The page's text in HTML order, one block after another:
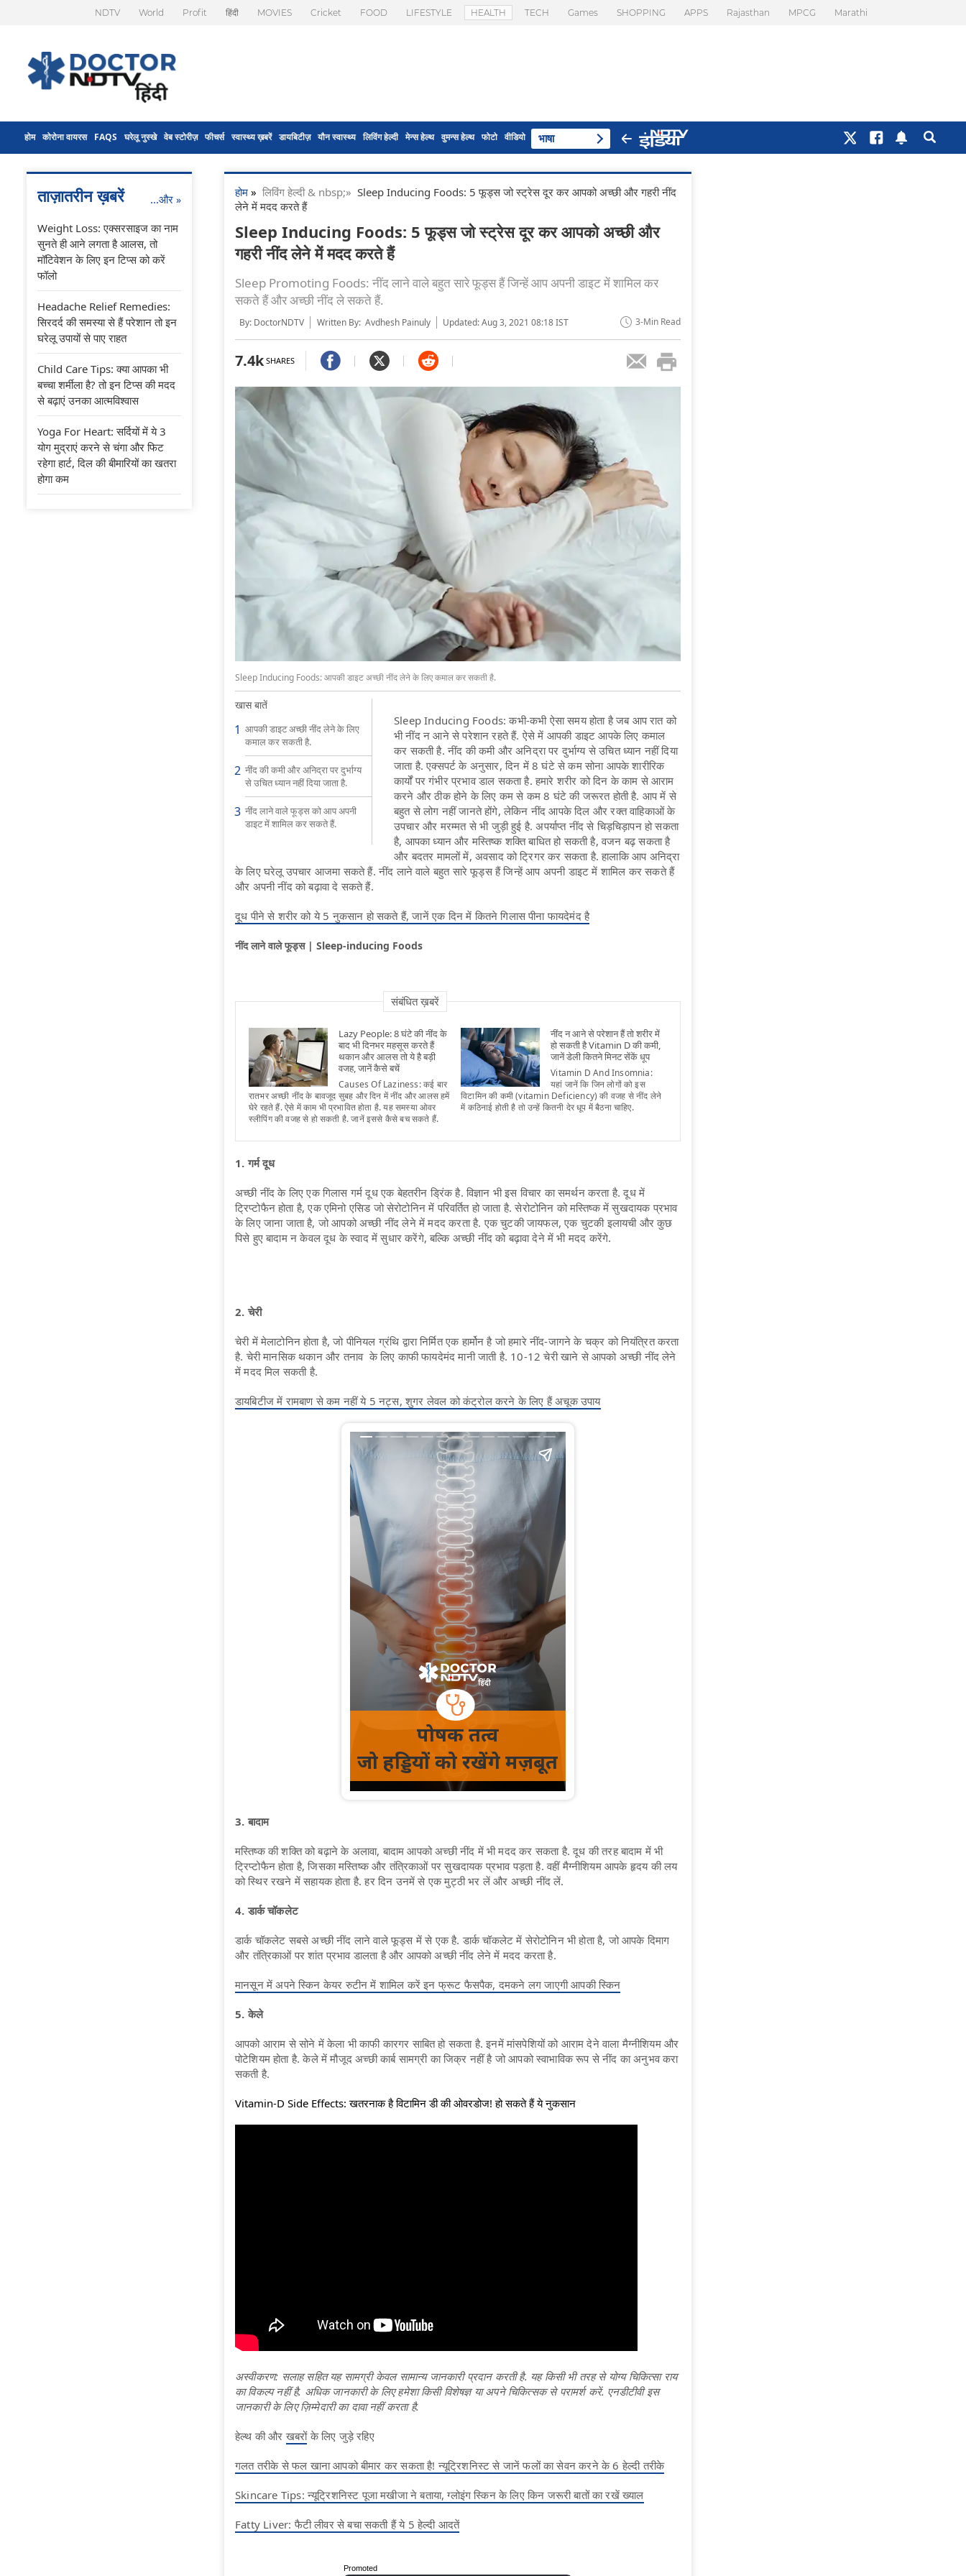
NDTV World Profit हिंदी MOVIES Cricket FOOD LIFESTYLE HEALTH TECH Games SHOPPING APPS Rajasthan MPCG Marathi
होम कोरोना वायरस FAQS घरेलू नुस्खे वेब स्टोरीज़ फीचर्स स्वास्थ्य ख़बरें डायबिटीज़ यौन स्वास्थ्य लिविंग हेल्दी मेन्स हेल्थ वुमन्स हेल्थ फोटो वीडियो भाषा
होम » लिविंग हेल्दी & nbsp;» Sleep Inducing Foods: 5 फूड्स जो स्ट्रेस दूर कर आपको अच्छी और गहरी नींद
लेने में मदद करते हैं
Sleep Inducing Foods: 5 फूड्स जो स्ट्रेस दूर कर आपको अच्छी और
गहरी नींद लेने में मदद करते हैं
Sleep Promoting Foods: नींद लाने वाले बहुत सारे फूड्स हैं जिन्हें आप अपनी डाइट में शामिल कर
सकते हैं और अच्छी नींद ले सकते हैं.
By: DoctorNDTV Written By: Avdhesh Painuly Updated: Aug 3, 2021 08:18 IST 3-Min Read
7.4k SHARES
Sleep Inducing Foods: आपकी डाइट अच्छी नींद लेने के लिए कमाल कर सकती है.
खास बातें
आपकी डाइट अच्छी नींद लेने के लिए
कमाल कर सकती है.
नींद की कमी और अनिद्रा पर दुर्भाग्य
से उचित ध्यान नहीं दिया जाता है.
नींद लाने वाले फूड्स को आप अपनी
डाइट में शामिल कर सकते हैं.
Sleep Inducing Foods: कभी-कभी ऐसा समय होता है जब आप रात को
भी नींद न आने से परेशान रहते हैं. ऐसे में आपकी डाइट आपके लिए कमाल
कर सकती है. नींद की कमी और अनिद्रा पर दुर्भाग्य से उचित ध्यान नहीं दिया
जाता है. एक्सपर्ट के अनुसार, दिन में 8 घंटे से कम सोना आपके शारीरिक
कार्यों पर गंभीर प्रभाव डाल सकता है. हमारे शरीर को दिन के काम से आराम
करने और ठीक होने के लिए कम से कम 8 घंटे की जरूरत होती है. आप में से
बहुत से लोग नहीं जानते होंगे, लेकिन नींद आपके दिल और रक्त वाहिकाओं के
उपचार और मरम्मत से भी जुड़ी हुई है. अपर्याप्त नींद से चिड़चिड़ापन हो सकता
है, आपका ध्यान और मस्तिष्क शक्ति बाधित हो सकती है, वजन बढ़ सकता है
और बदतर मामलों में, अवसाद को ट्रिगर कर सकता है. हालाकि आप अनिद्रा
के लिए घरेलू उपचार आजमा सकते हैं. नींद लाने वाले बहुत सारे फूड्स हैं जिन्हें आप अपनी डाइट में शामिल कर सकते हैं
और अपनी नींद को बढ़ावा दे सकते हैं.
दूध पीने से शरीर को ये 5 नुकसान हो सकते हैं, जानें एक दिन में कितने गिलास पीना फायदेमंद है
नींद लाने वाले फूड्स | Sleep-inducing Foods
संबंधित ख़बरें
Lazy People: 8 घंटे की नींद के
बाद भी दिनभर महसूस करते हैं
थकान और आलस तो ये है बड़ी
वजह, जानें कैसे बचें
Causes Of Laziness: कई बार
रातभर अच्छी नींद के बावजूद सुबह और दिन में नींद और आलस हमें
घेरे रहते हैं. ऐसे में काम भी प्रभावित होता है. यह समस्या ओवर
स्लीपिंग की वजह से हो सकती है. जानें इससे कैसे बच सकते हैं.
नींद न आने से परेशान हैं तो शरीर में
हो सकती है Vitamin D की कमी,
जानें डेली कितने मिनट सेंकें धूप
Vitamin D And Insomnia:
यहां जानें कि जिन लोगों को इस
विटामिन की कमी (vitamin Deficiency) की वजह से नींद लेने
में कठिनाई होती है तो उन्हें कितनी देर धूप में बैठना चाहिए.
1. गर्म दूध
अच्छी नींद के लिए एक गिलास गर्म दूध एक बेहतरीन ड्रिंक है. विज्ञान भी इस विचार का समर्थन करता है. दूध में
ट्रिप्टोफैन होता है, एक एमिनो एसिड जो सेरोटोनिन में परिवर्तित हो जाता है. सेरोटोनिन को मस्तिष्क में सुखदायक प्रभाव
के लिए जाना जाता है, जो आपको अच्छी नींद लेने में मदद करता है. एक चुटकी जायफल, एक चुटकी इलायची और कुछ
पिसे हुए बादाम न केवल दूध के स्वाद में सुधार करेंगे, बल्कि अच्छी नींद को बढ़ावा देने में भी मदद करेंगे.
2. चेरी
चेरी में मेलाटोनिन होता है, जो पीनियल ग्रंथि द्वारा निर्मित एक हार्मोन है जो हमारे नींद-जागने के चक्र को नियंत्रित करता
है. चेरी मानसिक थकान और तनाव के लिए काफी फायदेमंद मानी जाती है. 10-12 चेरी खाने से आपको अच्छी नींद लेने
में मदद मिल सकती है.
डायबिटीज में रामबाण से कम नहीं ये 5 नट्स, शुगर लेवल को कंट्रोल करने के लिए हैं अचूक उपाय
3. बादाम
मस्तिष्क की शक्ति को बढ़ाने के अलावा, बादाम आपको अच्छी नींद में भी मदद कर सकता है. दूध की तरह बादाम में भी
ट्रिप्टोफैन होता है, जिसका मस्तिष्क और तंत्रिकाओं पर सुखदायक प्रभाव पड़ता है. वहीं मैग्नीशियम आपके हृदय की लय
को स्थिर रखने में सहायक होता है. हर दिन उनमें से एक मुट्ठी भर लें और अच्छी नींद लें.
4. डार्क चॉकलेट
डार्क चॉकलेट सबसे अच्छी नींद लाने वाले फूड्स में से एक है. डार्क चॉकलेट में सेरोटोनिन भी होता है, जो आपके दिमाग
और तंत्रिकाओं पर शांत प्रभाव डालता है और आपको अच्छी नींद लेने में मदद करता है.
मानसून में अपने स्किन केयर रुटीन में शामिल करें इन फ्रूट फैसपैक, दमकने लग जाएगी आपकी स्किन
5. केले
आपको आराम से सोने में केला भी काफी कारगर साबित हो सकता है. इनमें मांसपेशियों को आराम देने वाला मैग्नीशियम और
पोटेशियम होता है. केले में मौजूद अच्छी कार्ब सामग्री का जिक्र नहीं है जो आपको स्वाभाविक रूप से नींद का अनुभव करा
सकती है.
Vitamin-D Side Effects: खतरनाक है विटामिन डी की ओवरडोज! हो सकते हैं ये नुकसान
अस्वीकरण: सलाह सहित यह सामग्री केवल सामान्य जानकारी प्रदान करती है. यह किसी भी तरह से योग्य चिकित्सा राय
का विकल्प नहीं है. अधिक जानकारी के लिए हमेशा किसी विशेषज्ञ या अपने चिकित्सक से परामर्श करें. एनडीटीवी इस
जानकारी के लिए ज़िम्मेदारी का दावा नहीं करता है.
हेल्थ की औरखबरोंके लिए जुड़े रहिए
गलत तरीके से फल खाना आपको बीमार कर सकता है! न्यूट्रिशनिस्ट से जानें फलों का सेवन करने के 6 हेल्दी तरीके
Skincare Tips: न्यूट्रिशनिस्ट पूजा मखीजा ने बताया, ग्लोइंग स्किन के लिए किन जरूरी बातों का रखें ख्याल
Fatty Liver: फैटी लीवर से बचा सकती हैं ये 5 हेल्दी आदतें
Promoted
ताज़ातरीन ख़बरें ...और »
Weight Loss: एक्सरसाइज का नाम
सुनते ही आने लगता है आलस, तो
मॉटिवेशन के लिए इन टिप्स को करें
फॉलो
Headache Relief Remedies:
सिरदर्द की समस्या से हैं परेशान तो इन
घरेलू उपायों से पाए राहत
Child Care Tips: क्या आपका भी
बच्चा शर्मीला है? तो इन टिप्स की मदद
से बढ़ाएं उनका आत्मविश्वास
Yoga For Heart: सर्दियों में ये 3
योग मुद्राएं करने से चंगा और फिट
रहेगा हार्ट, दिल की बीमारियों का खतरा
होगा कम